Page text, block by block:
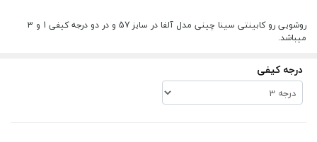
روشویی رو کابینتی سینا چینی مدل آلفا در سایز 57 و در دو درجه کیفی 1 و 3
میباشد.
درجه کیفی